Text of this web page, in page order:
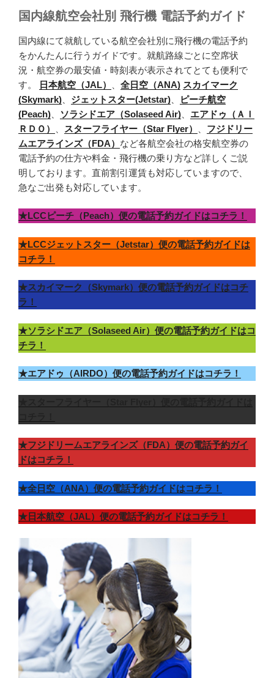
国内線航空会社別 飛行機 電話予約ガイド
国内線にて就航している航空会社別に飛行機の電話予約
をかんたんに行うガイドです。就航路線ごとに空席状
況・航空券の最安値・時刻表が表示されてとても便利で
す。
日本航空（JAL） 全日空（ANA) スカイマーク
(Skymark)
ジェットスター(Jetstar)
ピーチ航空
(Peach)
ソラシドエア（Solaseed Air)
エアドゥ（ＡＩ
ＲＤＯ）
スターフライヤー（Star Flyer）
フジドリー
ムエアラインズ（FDA） など各航空会社の格安航空券の
電話予約の仕方や料金・飛行機の乗り方など詳しくご説
明しております。直前割引運賃も対応していますので、
急なご出発も対応しています。
★LCCピーチ（Peach）便の電話予約ガイドはコチラ！
★LCCジェットスター（Jetstar）便の電話予約ガイドは
コチラ！
★スカイマーク（Skymark）便の電話予約ガイドはコチ
ラ！
★ソラシドエア（Solaseed Air）便の電話予約ガイドはコ
チラ！
★エアドゥ（AIRDO）便の電話予約ガイドはコチラ！
★フジドリームエアラインズ（FDA）便の電話予約ガイ
ドはコチラ！
★全日空（ANA）便の電話予約ガイドはコチラ！
★日本航空（JAL）便の電話予約ガイドはコチラ！